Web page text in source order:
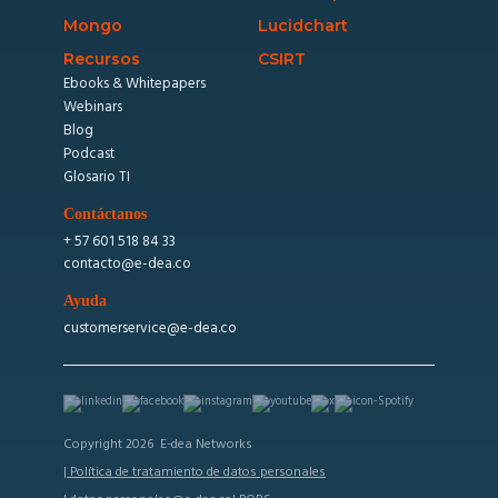
Mongo
Lucidchart
Recursos
Ebooks & Whitepapers
Webinars
Blog
Podcast
Glosario TI
CSIRT
Contáctanos
+ 57 601 518 84 33
contacto@e-dea.co
Ayuda
customerservice@e-dea.co
Copyright 2026 E-dea Networks
| Política de tratamiento de datos personales